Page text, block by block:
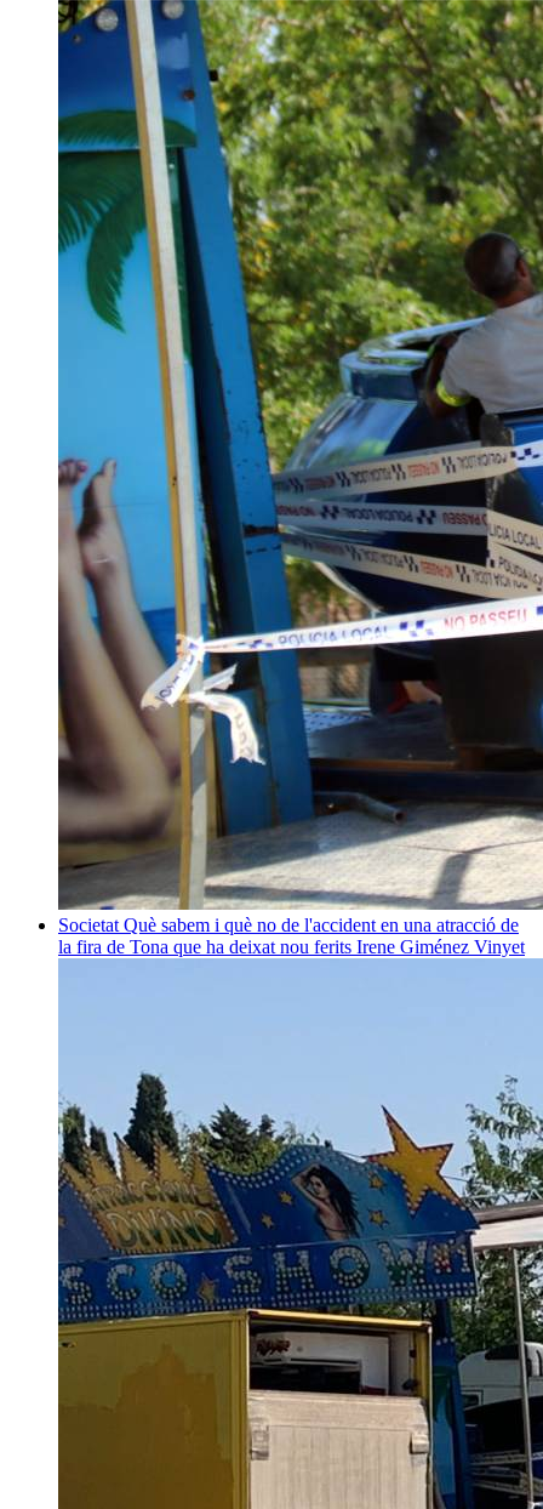
Societat Què sabem i què no de l'accident en una atracció de
la fira de Tona que ha deixat nou ferits Irene Giménez Vinyet